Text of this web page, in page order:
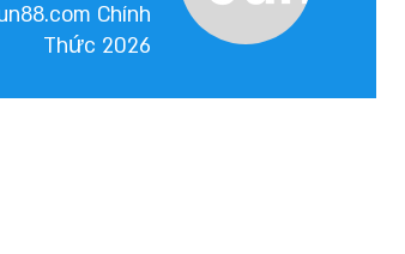
Chính
Thức 2026